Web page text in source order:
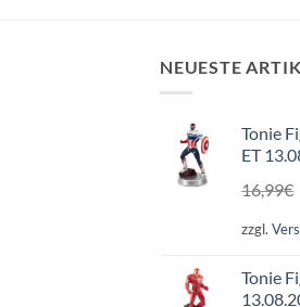
NEUESTE
Tonie
ET
16,99€
zzgl.
Tonie